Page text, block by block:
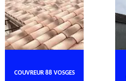
COUVREUR 88 VOSGES